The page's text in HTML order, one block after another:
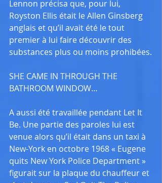
Lennon précisa que, pour lui,
Royston Ellis était le Allen Ginsberg
anglais et qu’il avait été le tout
premier à lui faire découvrir des
substances plus ou moins prohibées.
SHE CAME IN THROUGH THE
BATHROOM WINDOW…
A aussi été travaillée pendant Let It
Be. Une partie des paroles lui est
venue alors qu’il était dans un taxi à
New-York en octobre 1968 « Eugene
quits New York Police Department »
figurait sur la plaque du chauffeur et